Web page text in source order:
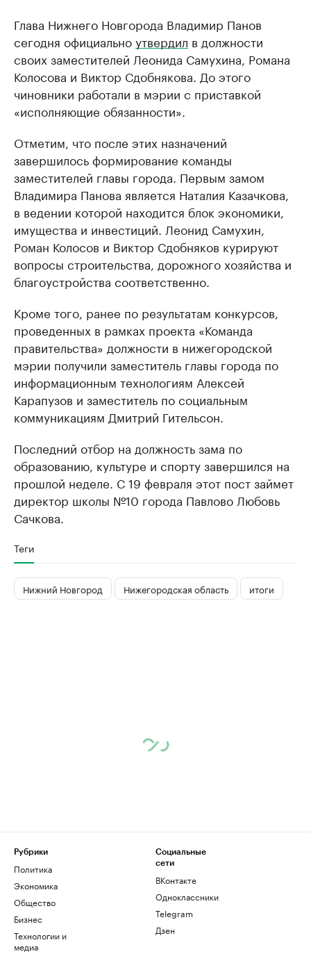
Глава Нижнего Новгорода Владимир Панов
сегодня официальноутвердил в должности
своих заместителей Леонида Самухина, Романа
Колосова и Виктор Сдобнякова. До этого
чиновники работали в мэрии с приставкой
«исполняющие обязанности».
Отметим, что после этих назначений
завершилось формирование команды
заместителей главы города. Первым замом
Владимира Панова является Наталия Казачкова,
в ведении которой находится блок экономики,
имущества и инвестиций. Леонид Самухин,
Роман Колосов и Виктор Сдобняков курируют
вопросы строительства, дорожного хозяйства и
благоустройства соответственно.
Кроме того, ранее по результатам конкурсов,
проведенных в рамках проекта «Команда
правительства» должности в нижегородской
мэрии получили заместитель главы города по
информационным технологиям Алексей
Карапузов и заместитель по социальным
коммуникациям Дмитрий Гительсон.
Последний отбор на должность зама по
образованию, культуре и спорту завершился на
прошлой неделе. С 19 февраля этот пост займет
директор школы №10 города Павлово Любовь
Сачкова.
Теги
Нижний Новгород Нижегородская область итоги
Рубрики
Политика
Экономика
Общество
Бизнес
Технологии и
медиа
Социальные
сети
ВКонтакте
Одноклассники
Telegram
Дзен